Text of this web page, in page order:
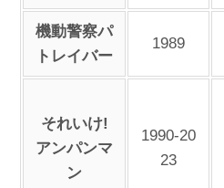
機動警察パ
トレイバー
1989
それいけ!
アンパンマ
ン
1990-20
23